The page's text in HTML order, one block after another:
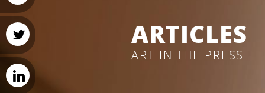
ARTICLES
ART IN THE PRESS